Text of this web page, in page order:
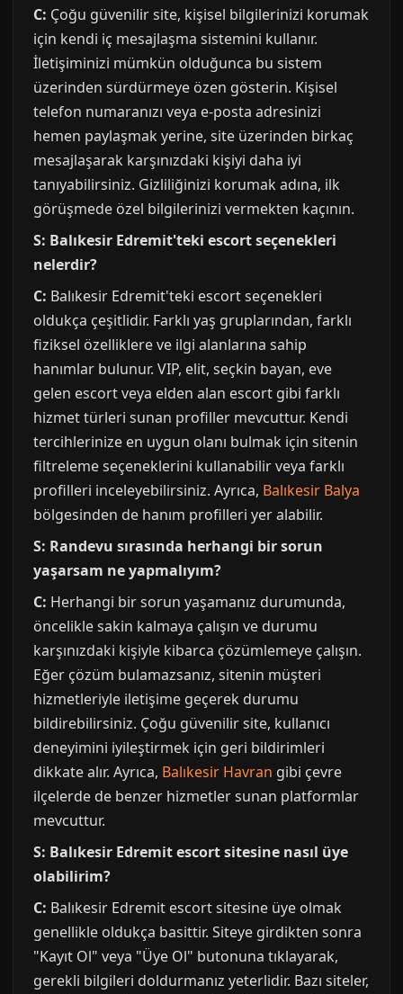
C: Çoğu güvenilir site, kişisel bilgilerinizi korumak
için kendi iç mesajlaşma sistemini kullanır.
İletişiminizi mümkün olduğunca bu sistem
üzerinden sürdürmeye özen gösterin. Kişisel
telefon numaranızı veya e-posta adresinizi
hemen paylaşmak yerine, site üzerinden birkaç
mesajlaşarak karşınızdaki kişiyi daha iyi
tanıyabilirsiniz. Gizliliğinizi korumak adına, ilk
görüşmede özel bilgilerinizi vermekten kaçının.
S: Balıkesir Edremit'teki escort seçenekleri
nelerdir?
C: Balıkesir Edremit'teki escort seçenekleri
oldukça çeşitlidir. Farklı yaş gruplarından, farklı
fiziksel özelliklere ve ilgi alanlarına sahip
hanımlar bulunur. VIP, elit, seçkin bayan, eve
gelen escort veya elden alan escort gibi farklı
hizmet türleri sunan profiller mevcuttur. Kendi
tercihlerinize en uygun olanı bulmak için sitenin
filtreleme seçeneklerini kullanabilir veya farklı
profilleri inceleyebilirsiniz. Ayrıca, Balıkesir Balya
bölgesinden de hanım profilleri yer alabilir.
S: Randevu sırasında herhangi bir sorun
yaşarsam ne yapmalıyım?
C: Herhangi bir sorun yaşamanız durumunda,
öncelikle sakin kalmaya çalışın ve durumu
karşınızdaki kişiyle kibarca çözümlemeye çalışın.
Eğer çözüm bulamazsanız, sitenin müşteri
hizmetleriyle iletişime geçerek durumu
bildirebilirsiniz. Çoğu güvenilir site, kullanıcı
deneyimini iyileştirmek için geri bildirimleri
dikkate alır. Ayrıca, Balıkesir Havran gibi çevre
ilçelerde de benzer hizmetler sunan platformlar
mevcuttur.
S: Balıkesir Edremit escort sitesine nasıl üye
olabilirim?
C: Balıkesir Edremit escort sitesine üye olmak
genellikle oldukça basittir. Siteye girdikten sonra
"Kayıt Ol" veya "Üye Ol" butonuna tıklayarak,
gerekli bilgileri doldurmanız yeterlidir. Bazı siteler,